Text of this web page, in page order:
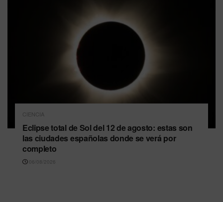
CIENCIA
Eclipse total de Sol del 12 de agosto: estas son
las ciudades españolas donde se verá por
completo
06/08/2026